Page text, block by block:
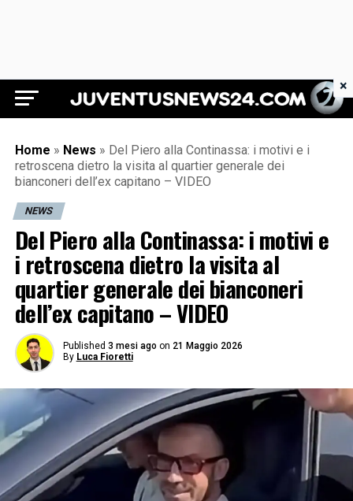
Juventus News 24
Home » News » Del Piero alla Continassa: i motivi e i
retroscena dietro la visita al quartier generale dei
bianconeri dell’ex capitano – VIDEO
NEWS
Del Piero alla Continassa: i motivi e
i retroscena dietro la visita al
quartier generale dei bianconeri
dell’ex capitano – VIDEO
Published 3 mesi ago on 21 Maggio 2026
By Luca Fioretti
×